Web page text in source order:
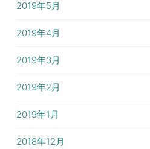
2019年5月
2019年4月
2019年3月
2019年2月
2019年1月
2018年12月